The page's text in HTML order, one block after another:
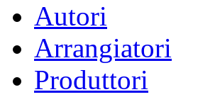
Autori
Arrangiatori
Produttori